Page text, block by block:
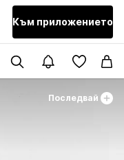
Към приложението
Последвай